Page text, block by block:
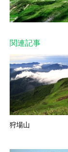
関連記事
狩場山